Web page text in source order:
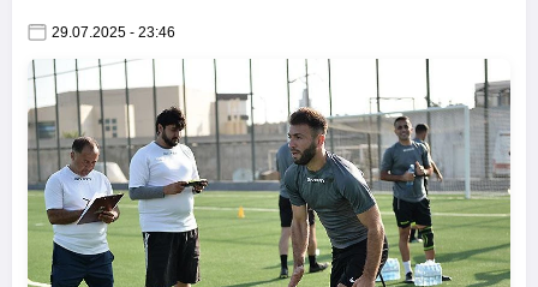
29.07.2025 - 23:46